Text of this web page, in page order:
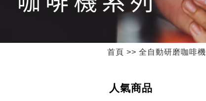
首頁 >> 全自動研磨咖啡機
人氣商品